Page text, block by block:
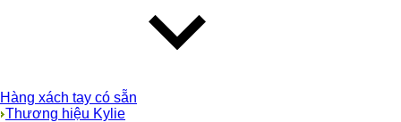
Hàng xách tay có sẵn
Thương hiệu Kylie